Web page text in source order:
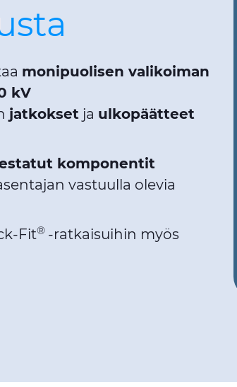
monipuolisen valikoiman
kV
jatkokset ja ulkopäätteet
komponentit
vastuulla olevia
Fit® -ratkaisuihin myös